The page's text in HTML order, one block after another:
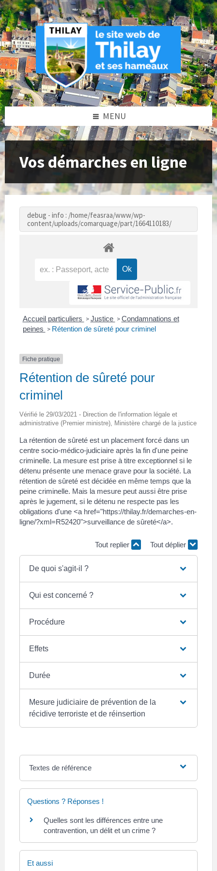
Skip
to
content
Skip
to
left
sidebar
Skip
to
footer
MENU
Vos démarches en ligne
debug - info : /home/feasraa/www/wp-
content/uploads/comarquage/part/1664110183/
Accueil particuliers > Justice > Condamnations et
peines > Rétention de sûreté pour criminel
Fiche pratique
Rétention de sûreté pour
criminel
Vérifié le 29/03/2021 - Direction de l'information légale et
administrative (Premier ministre), Ministère chargé de la justice
La rétention de sûreté est un placement forcé dans un
centre socio-médico-judiciaire après la fin d'une peine
criminelle. La mesure est prise à titre exceptionnel si le
détenu présente une menace grave pour la société. La
rétention de sûreté est décidée en même temps que la
peine criminelle. Mais la mesure peut aussi être prise
après le jugement, si le détenu ne respecte pas les
obligations d'une <a href="https://thilay.fr/demarches-en-
ligne/?xml=R52420">surveillance de sûreté</a>.
Tout replier Tout déplier
De quoi s'agit-il ?
Qui est concerné ?
Procédure
Effets
Durée
Mesure judiciaire de prévention de la
récidive terroriste et de réinsertion
Textes de référence
Questions ? Réponses !
Quelles sont les différences entre une
contravention, un délit et un crime ?
Et aussi